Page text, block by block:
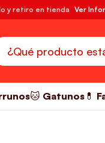
y retiro en tienda Ver
🐱 Gatunos 💊